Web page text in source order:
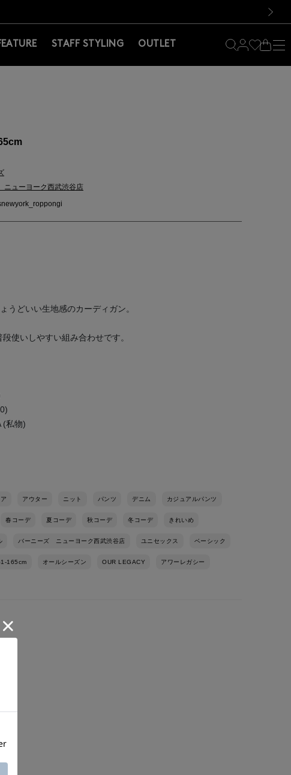
料！お買い物の際は会員登録を！
料！お買い物の際は会員登録を！
STAFF STYLING OUTLET
ューヨーク西武渋谷店
うどいい生地感のカーディガン。
使いしやすい組み合わせです。
(私物)
アウター ニット パンツ デニム カジュアルパンツ
春コーデ 夏コーデ 秋コーデ 冬コーデ きれいめ
バーニーズ ニューヨーク西武渋谷店 ユニセックス ベーシック
165cm オールシーズン OUR LEGACY アワーレガシー